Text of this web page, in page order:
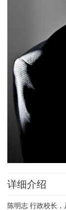
详细介绍
陈明志 行政校长